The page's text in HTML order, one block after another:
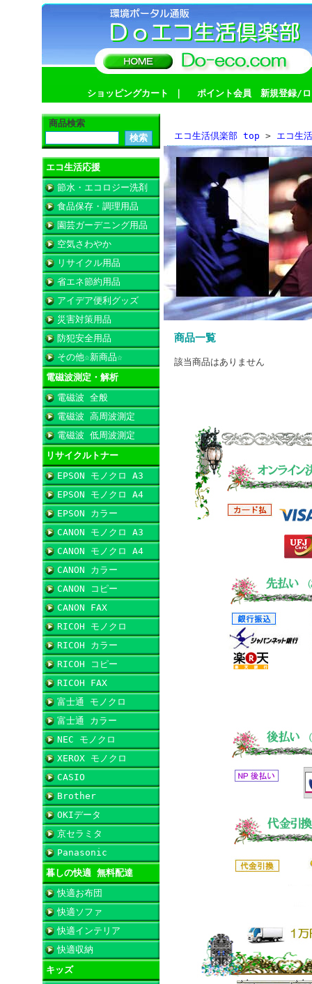
ショッピングカート ポイント会員 新規登録/ロ
商品検索
エコ生活応援
節水・エコロジー洗剤
食品保存・調理用品
園芸ガーデニング用品
空気さわやか
リサイクル用品
省エネ節約用品
アイデア便利グッズ
災害対策用品
防犯安全用品
その他☆新商品☆
電磁波測定・解析
電磁波 全般
電磁波 高周波測定
電磁波 低周波測定
リサイクルトナー
EPSON モノクロ A3
EPSON モノクロ A4
EPSON カラー
CANON モノクロ A3
CANON モノクロ A4
CANON カラー
CANON コピー
CANON FAX
RICOH モノクロ
RICOH カラー
RICOH コピー
RICOH FAX
富士通 モノクロ
富士通 カラー
NEC モノクロ
XEROX モノクロ
CASIO
Brother
OKIデータ
京セラミタ
Panasonic
暮しの快適 無料配達
快適お布団
快適ソファ
快適インテリア
快適収納
キッズ
エコ生活倶楽部 top > エコ生
商品一覧
該当商品はありません